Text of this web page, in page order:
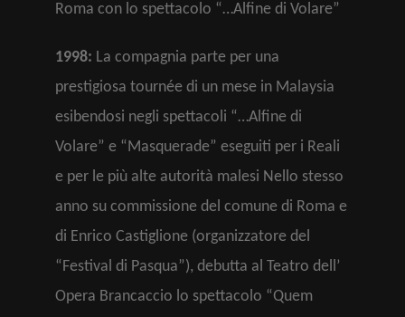
Roma con lo spettacolo “…Alfine di Volare”
1998: La compagnia parte per una
prestigiosa tournée di un mese in Malaysia
esibendosi negli spettacoli “…Alfine di
Volare” e “Masquerade” eseguiti per i Reali
e per le più alte autorità malesi Nello stesso
anno su commissione del comune di Roma e
di Enrico Castiglione (organizzatore del
“Festival di Pasqua”), debutta al Teatro dell’
Opera Brancaccio lo spettacolo “Quem